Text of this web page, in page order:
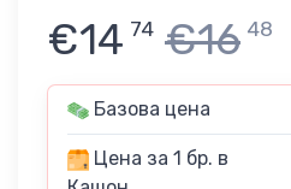
€14 74 €16 48
Базова цена
Цена за 1 бр. в